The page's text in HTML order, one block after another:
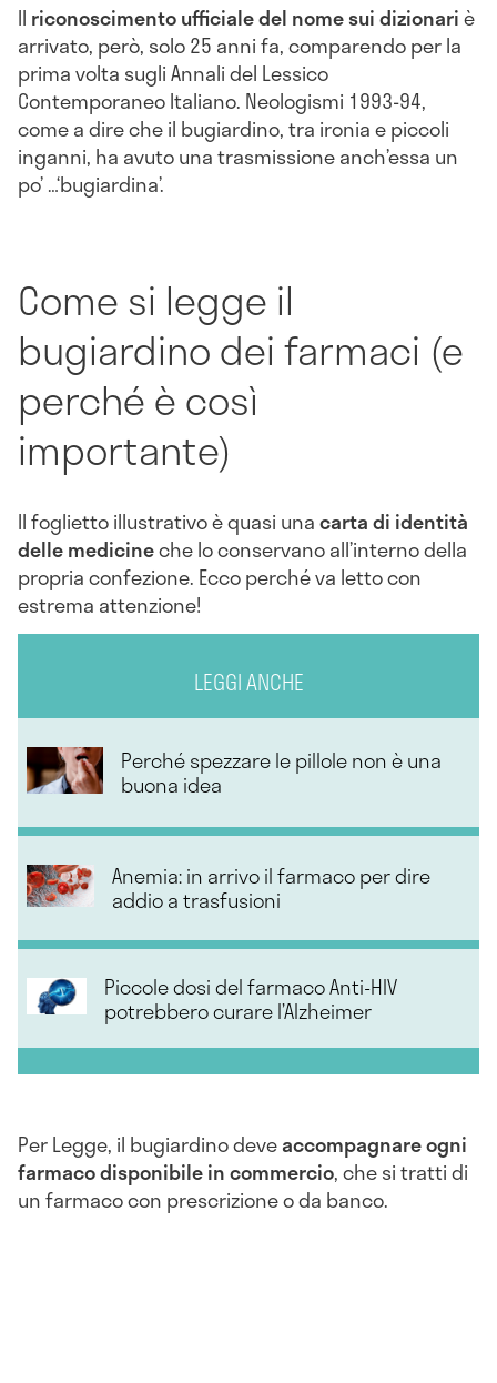
Il riconoscimento ufficiale del nome sui dizionariè
arrivato, però, solo 25 anni fa, comparendo per la
prima volta sugli Annali del Lessico
Contemporaneo Italiano. Neologismi 1993-94,
come a dire che il bugiardino, tra ironia e piccoli
inganni, ha avuto una trasmissione anch’essa un
po’ …‘bugiardina’.
Come si legge il
bugiardino dei farmaci (e
perché è così
importante)
Il foglietto illustrativo è quasi unacarta di identità
delle medicineche lo conservano all’interno della
propria confezione. Ecco perché va letto con
estrema attenzione!
LEGGI ANCHE
Perché spezzare le pillole non è una
buona idea
Anemia: in arrivo il farmaco per dire
addio a trasfusioni
Piccole dosi del farmaco Anti-HIV
potrebbero curare l’Alzheimer
Per Legge, il bugiardino deveaccompagnare ogni
farmaco disponibile in commercio, che si tratti di
un farmaco con prescrizione o da banco.